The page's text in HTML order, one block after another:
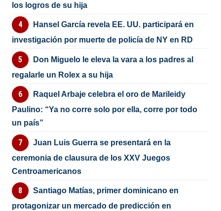
los logros de su hija
Hansel García revela EE. UU. participará en
investigación por muerte de policía de NY en RD
Don Miguelo le eleva la vara a los padres al
regalarle un Rolex a su hija
Raquel Arbaje celebra el oro de Marileidy
Paulino: “Ya no corre solo por ella, corre por todo
un país”
Juan Luis Guerra se presentará en la
ceremonia de clausura de los XXV Juegos
Centroamericanos
Santiago Matías, primer dominicano en
protagonizar un mercado de predicción en